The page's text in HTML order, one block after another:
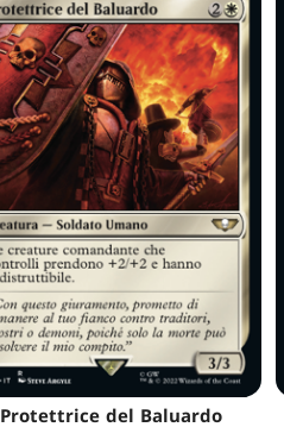
Protettrice del Baluardo